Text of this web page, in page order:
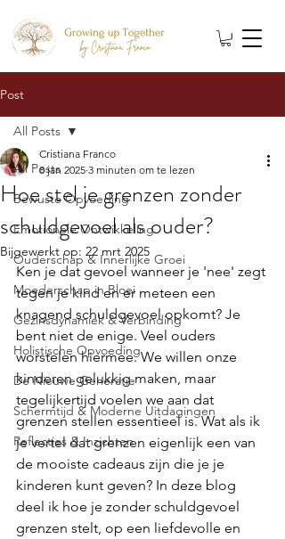
Post
All Posts
Bewuste Opvoeding
Emotionele Ontwikkeling
Ouderschap & Innerlijke Groei
Moederschap in Bloei
Gezinsdynamiek & Verbinding
Holistische Opvoeding
De Nieuwe Generatie
Schermtijd & Moderne Uitdagingen
Reflecties & Inzichten
All Posts
Hoe stel je grenzen zonder
schuldgevoel als ouder?
Cristiana Franco
8 jan 2025 3 minuten om te lezen
Bijgewerkt op: 22 mrt 2025
Ken je dat gevoel wanneer je 'nee' zegt
tegen je kind en er meteen een
knagend schuldgevoel opkomt? Je
bent niet de enige. Veel ouders
worstelen hiermee. We willen onze
kinderen gelukkig maken, maar
tegelijkertijd voelen we aan dat
grenzen stellen essentieel is. Wat als ik
je vertel dat grenzen eigenlijk een van
de mooiste cadeaus zijn die je je
kinderen kunt geven? In deze blog
deel ik hoe je zonder schuldgevoel
grenzen stelt, op een liefdevolle en